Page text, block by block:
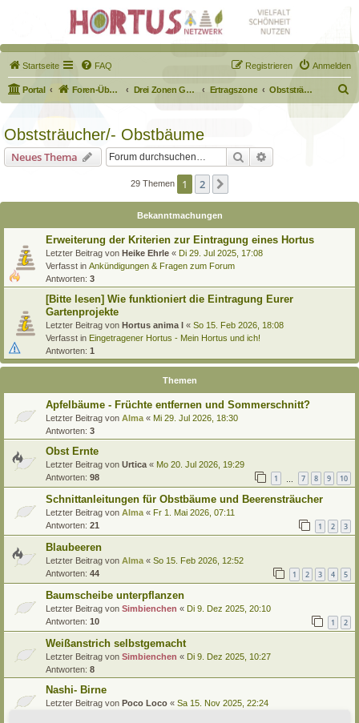
Startseite FAQ Anmelden
Registrieren
Portal Foren-Übersicht Drei Zonen Garten Ertragszone Obststräucher/- Obstbäume
u
Obststräucher/- Obstbäume
Neues Thema Suche
29 Themen 1 2
Bekanntmachungen
Erweiterung der Kriterien zur Eintragung eines Hortus
Letzter Beitrag von Heike Ehrle « Di 29. Jul 2025, 17:08
Verfasst in Ankündigungen & Fragen zum Forum
Antworten: 3
[Bitte lesen] Wie funktioniert die Eintragung Eurer
Gartenprojekte
Letzter Beitrag von Hortus anima l « So 15. Feb 2026, 18:08
Verfasst in Eingetragener Hortus - Mein Hortus und ich!
Antworten: 1
Themen
Apfelbäume - Früchte entfernen und Sommerschnitt?
Letzter Beitrag von Alma « Mi 29. Jul 2026, 18:30
Antworten: 3
Obst Ernte
Letzter Beitrag von Urtica « Mo 20. Jul 2026, 19:29
Antworten: 98 1 7 8 9 10
Schnittanleitungen für Obstbäume und Beerensträucher
Letzter Beitrag von Alma « Fr 1. Mai 2026, 07:11
Antworten: 21 1 2 3
Blaubeeren
Letzter Beitrag von Alma « So 15. Feb 2026, 12:52
Antworten: 44 1 2 3 4 5
Baumscheibe unterpflanzen
Letzter Beitrag von Simbienchen « Di 9. Dez 2025, 20:10
Antworten: 10 1 2
Weißanstrich selbstgemacht
Letzter Beitrag von Simbienchen « Di 9. Dez 2025, 10:27
Antworten: 8
Nashi- Birne
Letzter Beitrag von Poco Loco « Sa 15. Nov 2025, 22:24